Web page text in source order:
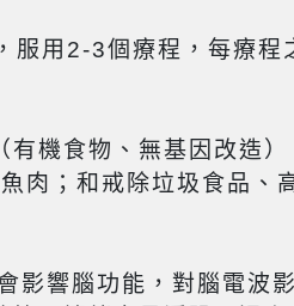
用2-3個療程，每療程
機食物、無基因改造
肉；和戒除垃圾食品、
影響腦功能，對腦電波